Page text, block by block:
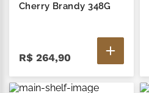
Cherry Brandy 348G
R$ 264,90